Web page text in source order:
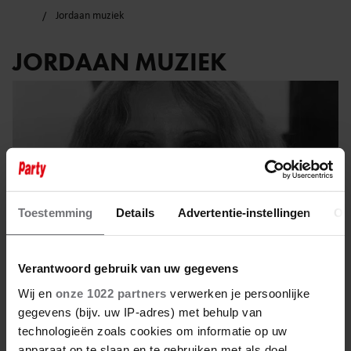
Toestemming Details Advertentie-instellingen
Verantwoord gebruik van uw gegevens
Wij en onze 1022 partners verwerken je persoonlijke
gegevens (bijv. uw IP-adres) met behulp van
technologieën zoals cookies om informatie op uw
Jordaan muziek
JORDAAN MUZIEK
3 mei 2025